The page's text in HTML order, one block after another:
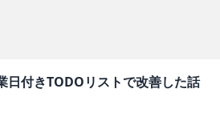
日付きTODOリストで改善した話